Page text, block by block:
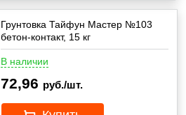
Грунтовка Тайфун Мастер №103
бетон-контакт, 15 кг
В наличии
72,96 руб./шт.